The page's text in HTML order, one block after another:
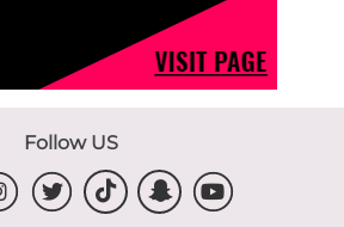
Follow US